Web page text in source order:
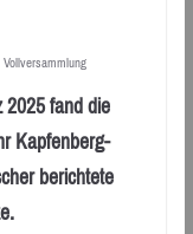
Vollversammlung
fand die
Kapfenberg-
berichtete